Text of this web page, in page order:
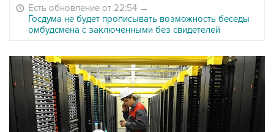
Есть обновление от 22:54 →
Госдума не будет прописывать возможность беседы
омбудсмена с заключенными без свидетелей